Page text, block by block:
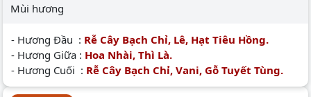
Mùi hương
- Hương Đầu : Rễ Cây Bạch Chỉ, Lê, Hạt Tiêu Hồng.
- Hương Giữa : Hoa Nhài, Thì Là.
- Hương Cuối : Rễ Cây Bạch Chỉ, Vani, Gỗ Tuyết Tùng.